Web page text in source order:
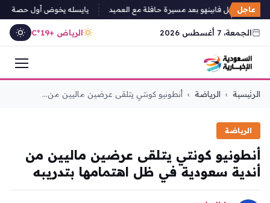
عاجل
يعلن رحيل فابينهو بعد مسيرة حافلة مع العميد يايسله يخوض أول حصة
الجمعة، 7 أغسطس 2026 الرياض +19°C
التجاوز
الرئيسية › الرياضة › أنطونيو كونتي يتلقى عرضين ماليين من...
الرياضة
أنطونيو كونتي يتلقى عرضين ماليين من
أندية سعودية في ظل اهتمامها بتدريبه